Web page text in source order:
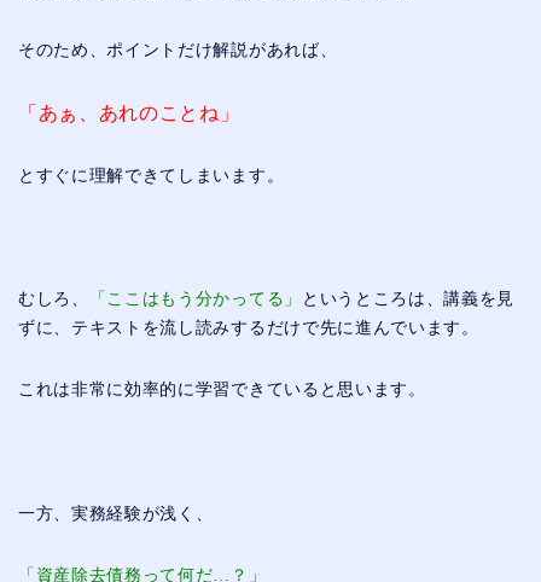
そのため、ポイントだけ解説があれば、
「あぁ、あれのことね」
とすぐに理解できてしまいます。
むしろ、 「ここはもう分かってる」
というところは、講義を見
ずに、テキストを流し読みするだけで先に進んでいます。
これは非常に効率的に学習できていると思います。
一方、実務経験が浅く、
「資産除去債務って何だ…？」